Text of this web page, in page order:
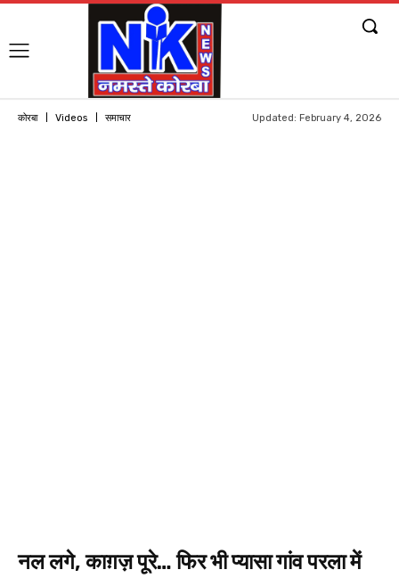
कोरबा Videos समाचार Updated: February 4, 2026
नल लगे, काग़ज़ पूरे… फिर भी प्यासा गांव परला में